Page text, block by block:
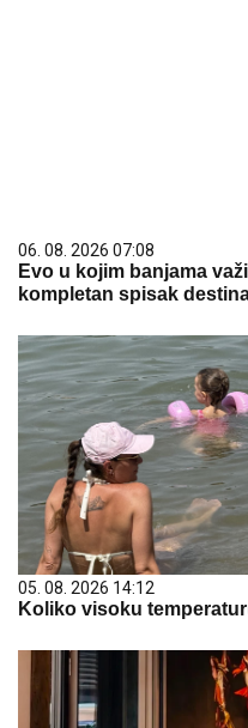
06. 08. 2026 07:08
Evo u kojim banjama
kompletan spisak
05. 08. 2026 14:12
Koliko visoku